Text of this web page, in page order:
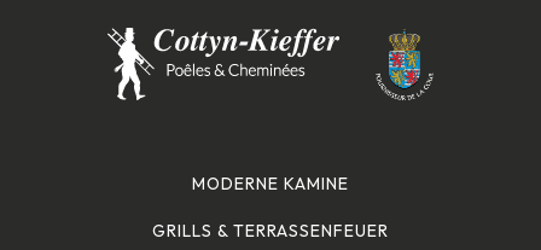
MODERNE KAMINE
GRILLS & TERRASSENFEUER